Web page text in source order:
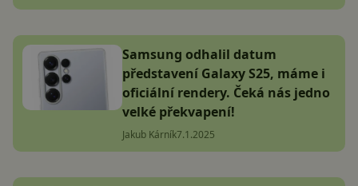
Samsung odhalil datum
představení Galaxy S25, máme i
oficiální rendery. Čeká nás jedno
velké překvapení!
Jakub Kárník7.1.2025